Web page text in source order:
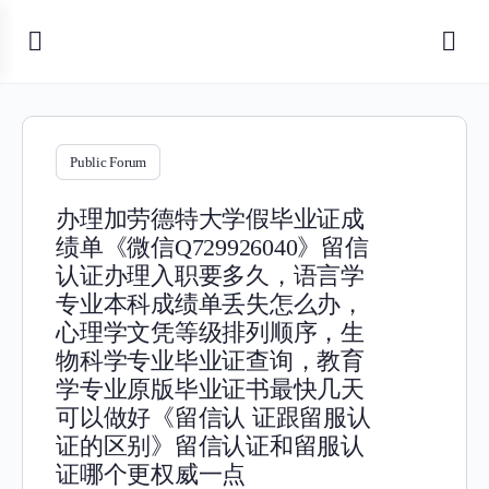
Public Forum
办理加劳德特大学假毕业证成
绩单《微信Q729926040》留信
认证办理入职要多久，语言学
专业本科成绩单丢失怎么办，
心理学文凭等级排列顺序，生
物科学专业毕业证查询，教育
学专业原版毕业证书最快几天
可以做好《留信认 证跟留服认
证的区别》留信认证和留服认
证哪个更权威一点